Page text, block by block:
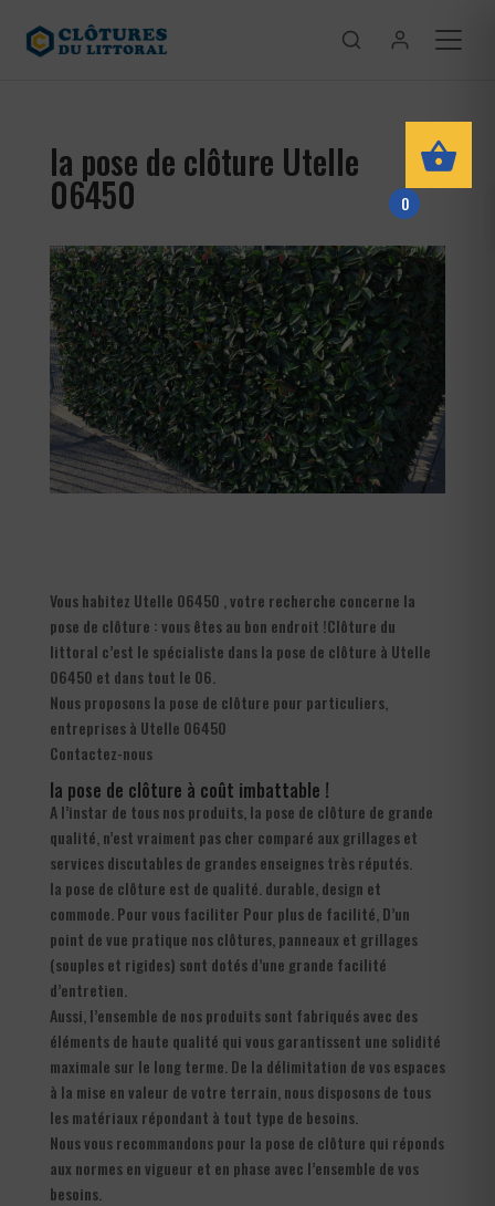
la pose de clôture Utelle
06450
Vous habitez Utelle 06450 , votre recherche concerne la
pose de clôture : vous êtes au bon endroit !Clôture du
littoral c’est le spécialiste dans la pose de clôture à Utelle
06450 et dans tout le 06.
Nous proposons la pose de clôture pour particuliers,
entreprises à Utelle 06450
Contactez-nous
la pose de clôture à coût imbattable !
A l’instar de tous nos produits, la pose de clôture de grande
qualité, n’est vraiment pas cher comparé aux grillages et
services discutables de grandes enseignes très réputés.
la pose de clôture est de qualité. durable, design et
commode. Pour vous faciliter Pour plus de facilité, D’un
point de vue pratique nos clôtures, panneaux et grillages
(souples et rigides) sont dotés d’une grande facilité
d’entretien.
Aussi, l’ensemble de nos produits sont fabriqués avec des
éléments de haute qualité qui vous garantissent une solidité
maximale sur le long terme. De la délimitation de vos espaces
à la mise en valeur de votre terrain, nous disposons de tous
les matériaux répondant à tout type de besoins.
Nous vous recommandons pour la pose de clôture qui réponds
aux normes en vigueur et en phase avec l’ensemble de vos
besoins.
0